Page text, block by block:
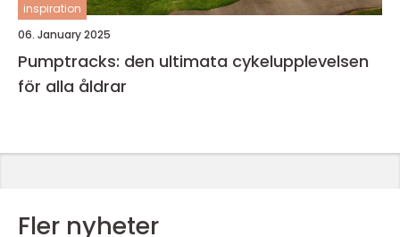
inspiration
06. January 2025
Pumptracks: den ultimata cykelupplevelsen
för alla åldrar
Fler nyheter